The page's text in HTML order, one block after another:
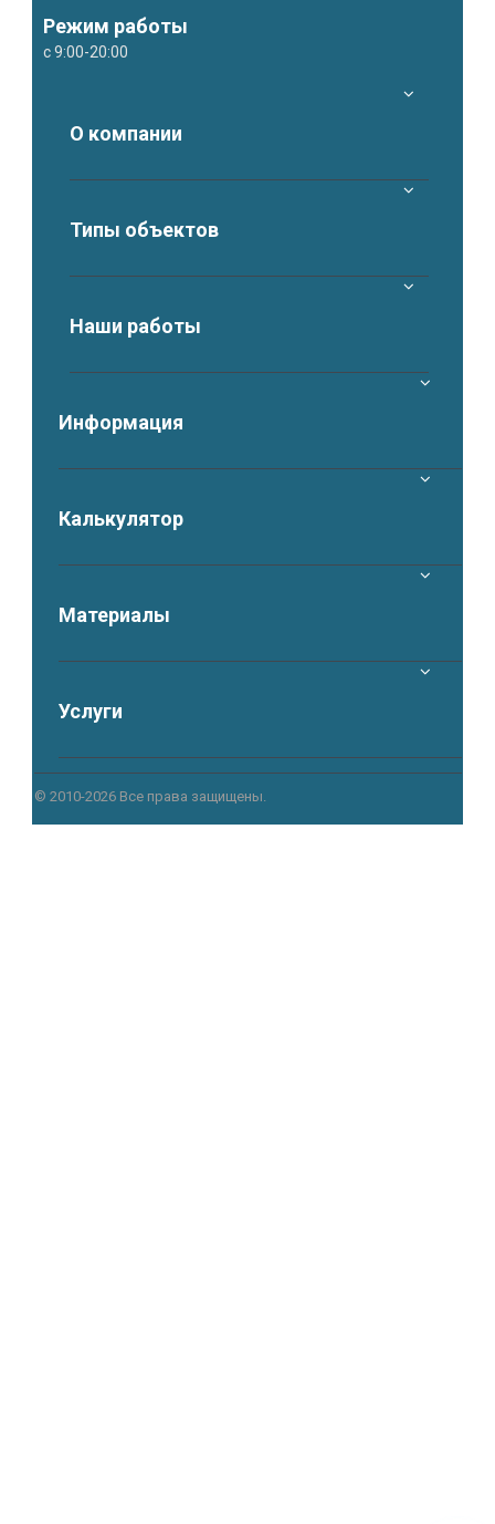
Режим работы
с 9:00-20:00
О компании
Типы объектов
Наши работы
Информация
Калькулятор
Материалы
Услуги
© 2010-2026 Все права защищены.